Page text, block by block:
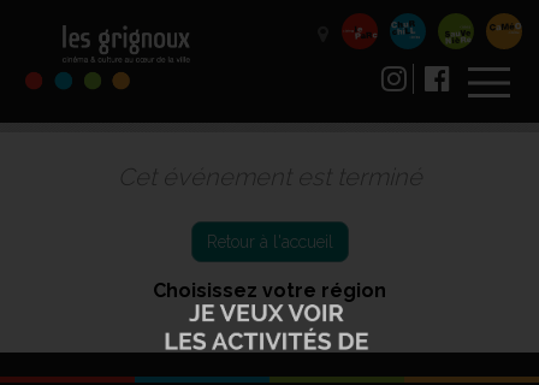
Cet événement est terminé
Retour à l'accueil
Choisissez votre région